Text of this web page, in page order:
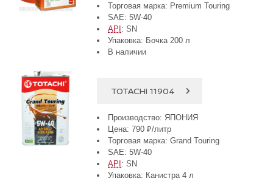
Торговая марка: Premium Touring
SAE: 5W-40
API : SN
Упаковка: Бочка 200 л
В наличии
TOTACHI 11904
Производство: ЯПОНИЯ
Цена: 790 ₽/литр
Торговая марка: Grand Touring
SAE: 5W-40
API : SN
Упаковка: Канистра 4 л